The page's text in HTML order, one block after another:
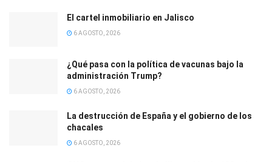
El cartel inmobiliario en Jalisco
6 AGOSTO, 2026
¿Qué pasa con la política de vacunas bajo la
administración Trump?
6 AGOSTO, 2026
La destrucción de España y el gobierno de los
chacales
6 AGOSTO, 2026